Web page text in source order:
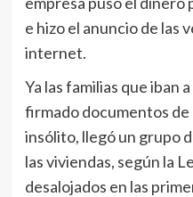
e hizo el anuncio de las
internet.
Ya las familias que iban
firmado documentos de
insólito, llegó un grupo
las viviendas, según la
desalojados en las